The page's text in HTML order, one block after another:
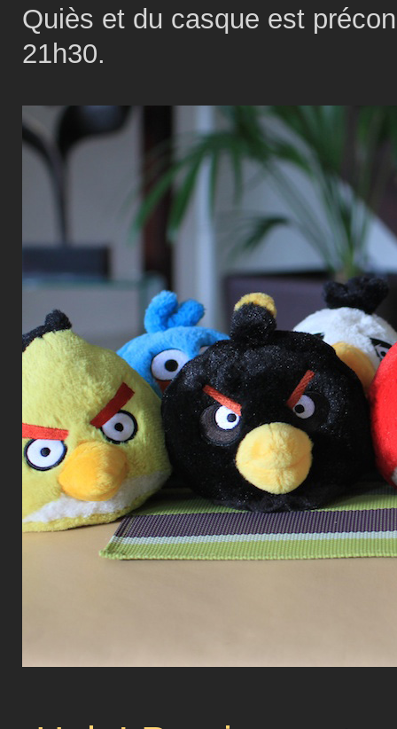
Quiès et du casque est
21h30.